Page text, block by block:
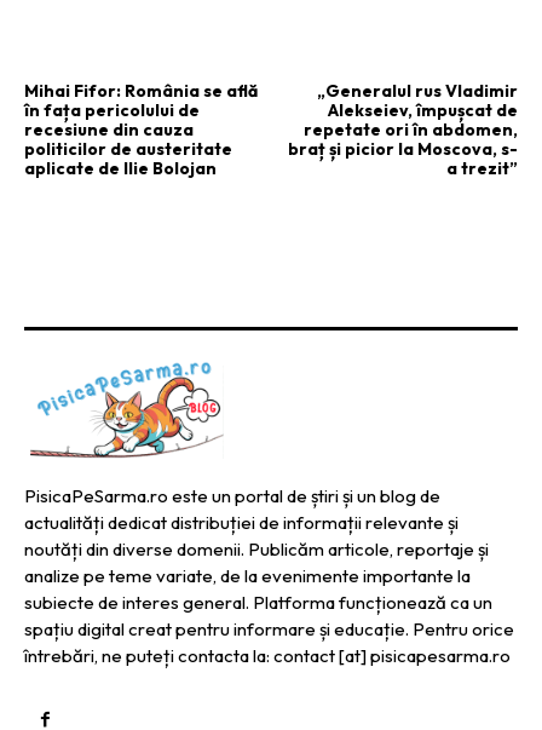
Mihai Fifor: România se află
în fața pericolului de
recesiune din cauza
politicilor de austeritate
aplicate de Ilie Bolojan
„Generalul rus Vladimir
Alekseiev, împușcat de
repetate ori în abdomen,
braț și picior la Moscova, s-
a trezit”
PisicaPeSarma.ro este un portal de știri și un blog de
actualități dedicat distribuției de informații relevante și
noutăți din diverse domenii. Publicăm articole, reportaje și
analize pe teme variate, de la evenimente importante la
subiecte de interes general. Platforma funcționează ca un
spațiu digital creat pentru informare și educație. Pentru orice
întrebări, ne puteți contacta la: contact [at] pisicapesarma.ro